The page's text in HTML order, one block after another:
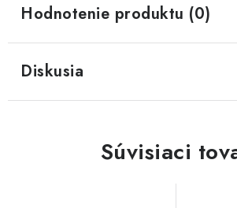
Hodnotenie produktu (0)
Diskusia
Súvisiaci